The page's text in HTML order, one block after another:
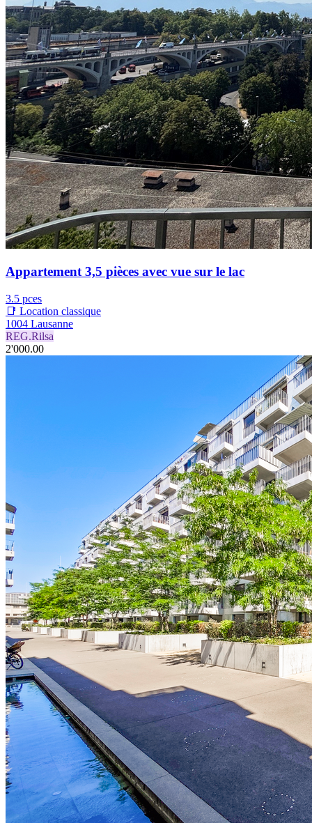
Appartement 3,5 pièces avec vue sur le lac
3.5 pces
📑 Location classique
1004 Lausanne
REG.Rilsa
2'000.00